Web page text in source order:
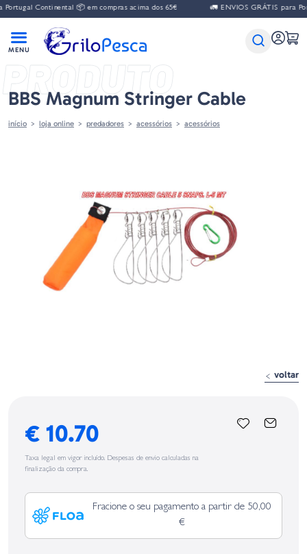
Continental 📦 em compras acima dos 65€ 🚛 ENVIOS GRÁTIS para
PRODUTO
BBS Magnum Stringer Cable
início loja online predadores acessórios acessórios
voltar
€ 10.70
Taxa legal em vigor incluído. Despesas de envio calculadas na
finalização da compra.
Fracione o seu pagamento a partir de 50,00
€